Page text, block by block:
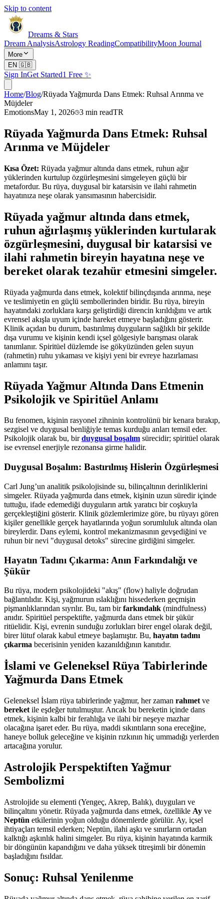
Skip to content
Dreams & Stars
Dream AnalysisAstrology ReadingCompatibilityMoon Journal
More
EN 🇬🇧
Sign InGet Started1 Free ✨
Home/Blog/Rüyada Yağmurda Dans Etmek: Ruhsal Arınma ve
Müjdeler
EmotionsMay 1, 2026 3 min readTR
Rüyada Yağmurda Dans Etmek: Ruhsal
Arınma ve Müjdeler
Kısa Özet: Rüyada yağmur altında dans etmek, ruhun ağır
yüklerinden kurtulup özgürleşmesini simgeleyen güçlü bir
metafordur. Bu rüya, duygusal bir katarsisin ve ilahi rahmetin
hayatınıza neşe olarak yansımasının habercisidir.
Rüyada yağmur altında dans etmek,
ruhun ağırlaşmış yüklerinden kurtularak
özgürleşmesini, duygusal bir katarsisi ve
ilahi rahmetin bireyin hayatına neşe ve
bereket olarak tezahür etmesini simgeler.
Rüyada yağmurda dans etmek, kolektif bilinçdışında arınma, neşe
ve teslimiyetin en güçlü sembollerinden biridir. Bu rüya, bireyin
hayatındaki zorluklara karşı geliştirdiği direncin kırıldığını ve artık
evrensel akışla uyum içinde hareket etmeye başladığını gösterir.
Klinik açıdan bu durum, bastırılmış duyguların sağlıklı bir şekilde
dışa vurumu ve kişinin kendi içsel gölgesiyle barışması olarak
tanımlanır. Spiritüel düzlemde ise gökyüzünden gelen suyun
(rahmetin) ruhu yıkaması ve kişiyi yeni bir evreye hazırlaması
anlamını taşır.
Rüyada Yağmur Altında Dans Etmenin
Psikolojik ve Spiritüel Anlamı
Bu fenomen, kişinin rasyonel zihninin kontrolünü bir kenara bırakıp,
sezgisel ve duygusal benliğiyle temas kurduğu anları temsil eder.
Psikolojik olarak bu, birduygusal boşalım sürecidir; spiritüel olarak
ise evrensel enerjiyle rezonansa girme halidir.
Duygusal Boşalım: Bastırılmış Hislerin Özgürleşmesi
Carl Jung’un analitik psikolojisinde su, bilinçaltının derinliklerini
simgeler. Rüyada yağmurda dans etmek, kişinin uzun süredir içinde
tuttuğu, ifade edemediği duyguların artık yaratıcı bir coşkuyla
gerçekleştiğini gösterir. Klinik gözlemlerimize göre, bu rüyayı gören
kişiler genellikle gerçek hayatlarında yoğun sorumluluk altında olan
bireylerdir. Dans eylemi, kontrol mekanizmasının gevşediğini ve
ruhun bir nevi "duygusal detoks" sürecine girdiğini simgeler.
Hayatın Tadını Çıkarma: Anın Farkındalığı ve
Şükür
Bu rüya, modern psikolojideki "akış" (flow) haliyle doğrudan
bağlantılıdır. Kişi, yağmurun ıslaklığını hissederken geçmişin
pişmanlıklarından sıyrılır. Bu, tam birfarkındalık (mindfulness)
anıdır. Spiritüel perspektifte, yağmurda dans etmek bir şükür
ritüelidir. Kişi, evrenin sunduğu zorlukları birer engel olarak değil,
birer lütuf olarak kabul etmeye başlamıştır. Bu, hayatın tadını
çıkarma becerisinin yeniden kazanıldığının kanıtıdır.
İslami ve Geleneksel Rüya Tabirlerinde
Yağmurda Dans Etmek
Geleneksel İslam rüya tabirlerinde yağmur, her zaman rahmet ve
bereket ile eşdeğer tutulmuştur. Ancak bu bereketin içinde dans
etmek, kişinin kalbi bir ferahlığa ve ilahi bir neşeye mazhar
olacağına işaret eder. Bu rüya, maddi sıkıntıların sona ereceğine,
haneye bolluk geleceğine ve kişinin rızkının hiç ummadığı yerlerden
artacağına yorulur.
Astrolojik Perspektiften Yağmur
Sembolizmi
Astrolojide su elementi (Yengeç, Akrep, Balık), duyguları ve
bilinçaltını yönetir. Rüyada yağmurda dans etmek, özellikle Ay ve
Neptün etkilerinin yoğun olduğu dönemlerde görülür. Ay, içsel
ihtiyaçları temsil ederken; Neptün, ilahi aşkı ve sınırların ortadan
kalktığı aşkınlık halini simgeler. Bu rüya, kişinin hayatında karmik
bir döngünün kapandığını ve daha yüksek titreşimli bir dönemin
başladığını fısıldar.
Sonuç: Ruhsal Yenilenme